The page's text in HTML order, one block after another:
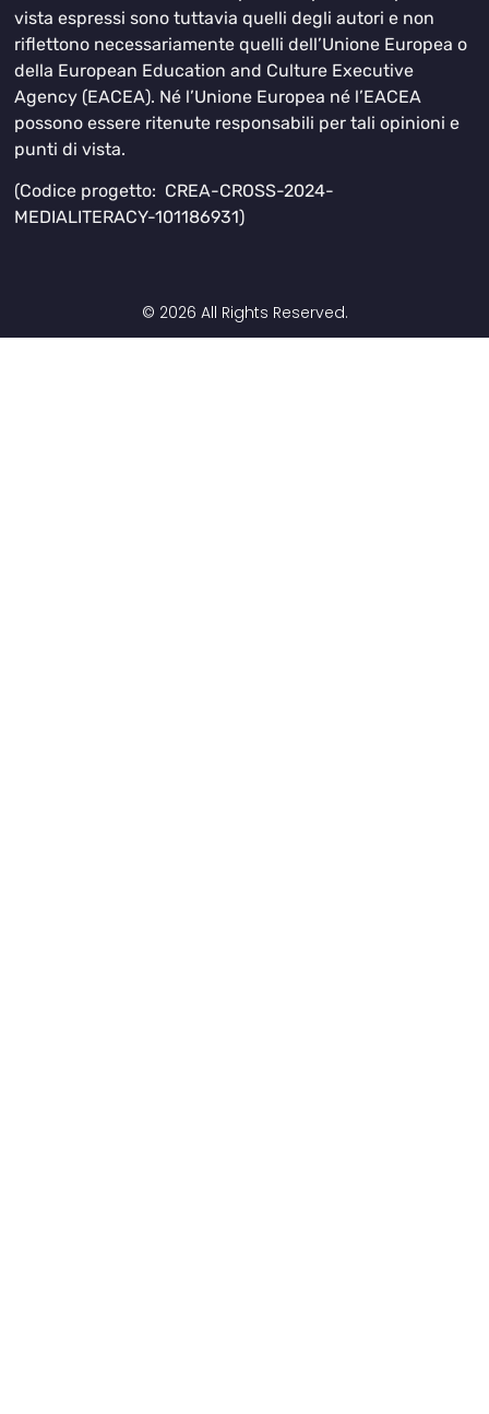
vista espressi sono tuttavia quelli degli autori e non
riflettono necessariamente quelli dell’Unione Europea o
della European Education and Culture Executive
Agency (EACEA). Né l’Unione Europea né l’EACEA
possono essere ritenute responsabili per tali opinioni e
punti di vista.
(Codice progetto: CREA-CROSS-2024-
MEDIALITERACY-101186931)
© 2026 All Rights Reserved.